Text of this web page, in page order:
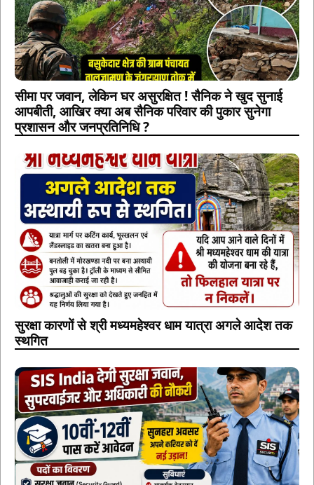
सीमा पर जवान, लेकिन घर असुरक्षित ! सैनिक ने खुद सुनाई
आपबीती, आखिर क्या अब सैनिक परिवार की पुकार सुनेगा
प्रशासन और जनप्रतिनिधि ?
सुरक्षा कारणों से श्री मध्यमहेश्वर धाम यात्रा अगले आदेश तक
स्थगित